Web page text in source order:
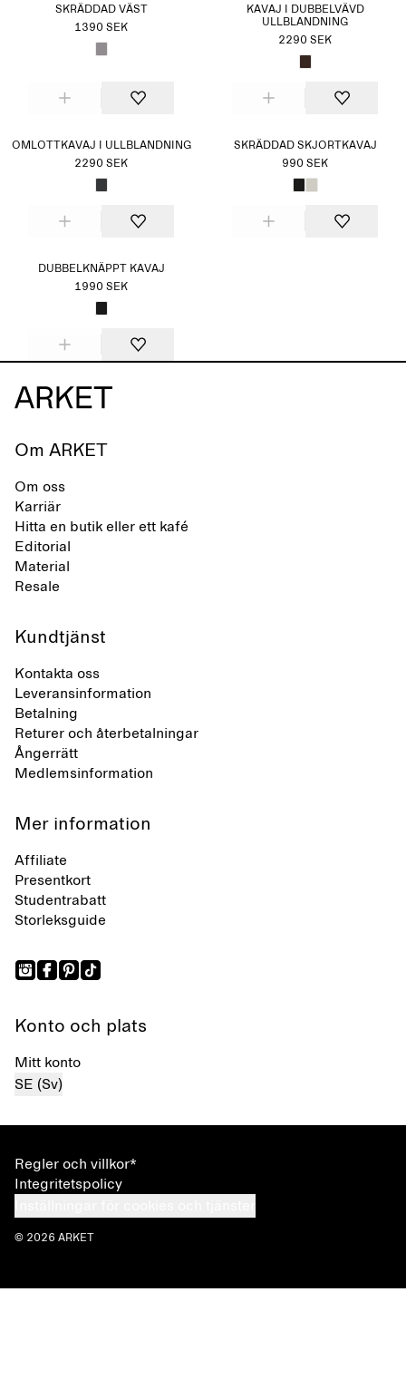
SKRÄDDAD VÄST
1390 SEK
KAVAJ I DUBBELVÄVD
ULLBLANDNING
2290 SEK
OMLOTTKAVAJ I ULLBLANDNING
2290 SEK
SKRÄDDAD SKJORTKAVAJ
990 SEK
DUBBELKNÄPPT KAVAJ
1990 SEK
Om ARKET
Om oss
Karriär
Hitta en butik eller ett kafé
Editorial
Material
Resale
Kundtjänst
Kontakta oss
Leveransinformation
Betalning
Returer och återbetalningar
Ångerrätt
Medlemsinformation
Mer information
Affiliate
Presentkort
Studentrabatt
Storleksguide
Konto och plats
Mitt konto
SE (Sv)
Regler och villkor*
Integritetspolicy
© 2026 ARKET